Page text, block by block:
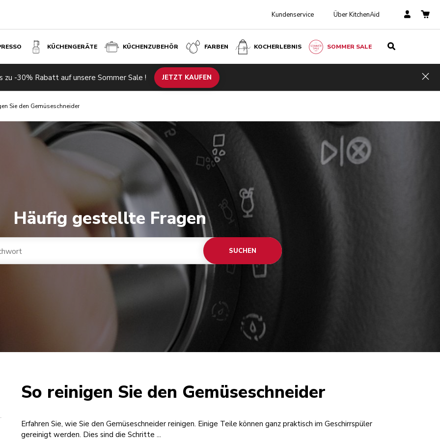
Kundenservice Über KitchenAid
KÜCHENGERÄTE KÜCHENZUBEHÖR FARBEN KOCHERLEBNIS SOMMER SALE
zu -30% Rabatt auf unsere Sommer Sale ! JETZT KAUFEN
Sie den Gemüseschneider
Häufig gestellte Fragen
SUCHEN
So reinigen Sie den Gemüseschneider
Erfahren Sie, wie Sie den Gemüseschneider reinigen. Einige Teile können ganz praktisch im Geschirrspüler
gereinigt werden. Dies sind die Schritte ...